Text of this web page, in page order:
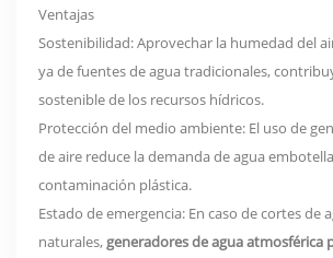
Ventajas
Sostenibilidad: Aprovechar la humedad del
ya de fuentes de agua tradicionales,
sostenible de los recursos hídricos.
Protección del medio ambiente: El uso de
de aire reduce la demanda de agua
contaminación plástica.
Estado de emergencia: En caso de cortes de
naturales, generadores de agua atmosférica